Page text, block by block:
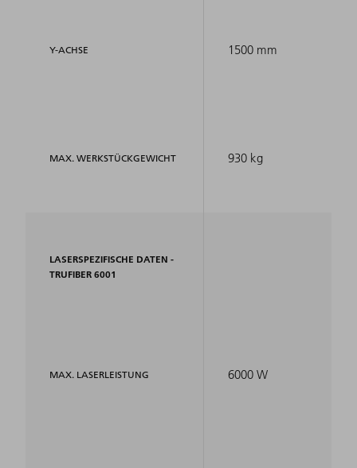
Y-ACHSE
MAX. WERKSTÜCKGEWICHT
LASERSPEZIFISCHE DATEN -
TRUFIBER 6001
MAX. LASERLEISTUNG
1500 mm
930 kg
6000 W